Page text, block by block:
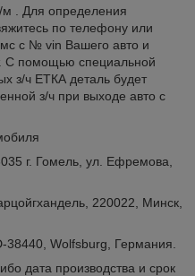
. Для определения
по телефону или
с № vin Вашего авто и
С помощью специальной
з/ч ЕТКА деталь будет
з/ч при выходе авто с
г. Гомель, ул. Ефремова,
220022, Минск,
38440, Wolfsburg, Германия.
дата производства и срок